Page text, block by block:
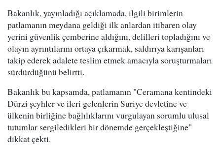
Bakanlık, yayınladığı açıklamada, ilgili birimlerin
patlamanın meydana geldiği ilk anlardan itibaren olay
yerini güvenlik çemberine aldığını, delilleri topladığını ve
olayın ayrıntılarını ortaya çıkarmak, saldırıya karışanları
takip ederek adalete teslim etmek amacıyla soruşturmaları
sürdürdüğünü belirtti.
Bakanlık bu kapsamda, patlamanın "Ceramana kentindeki
Dürzi şeyhler ve ileri gelenlerin Suriye devletine ve
ülkenin birliğine bağlılıklarını vurgulayan sorumlu ulusal
tutumlar sergiledikleri bir dönemde gerçekleştiğine"
dikkat çekti.